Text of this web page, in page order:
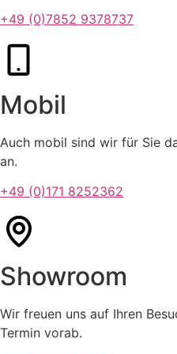
+49 (0)7852 9378737
Mobil
Auch mobil sind wir für Sie
an.
+49 (0)171 8252362
Showroom​
Wir freuen uns auf Ihren
Termin vorab.